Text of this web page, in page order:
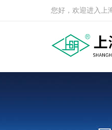
您好，欢迎进入上